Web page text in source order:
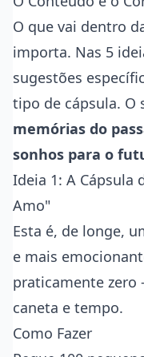
O que vai dentro
importa. Nas 5
sugestões
tipo de cápsula. O
memórias do
sonhos para o
Ideia 1: A Cápsula
Amo"
Esta é, de longe,
e mais
praticamente zero
caneta e tempo.
Como Fazer